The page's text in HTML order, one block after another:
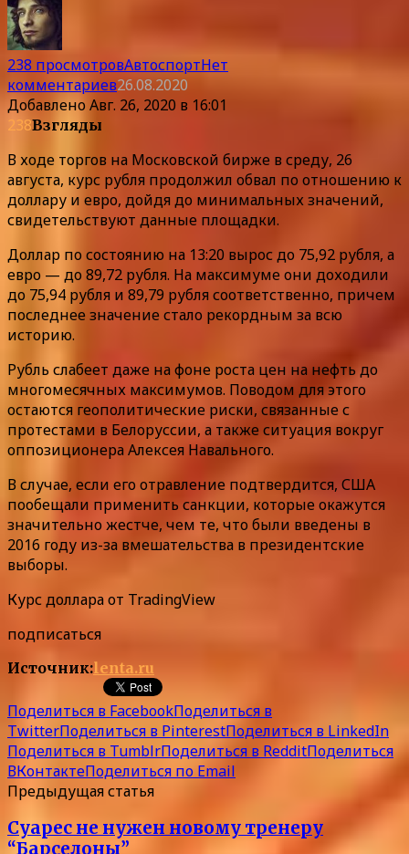
238 просмотровАвтоспортНет
комментариев26.08.2020
ДобавленоАвг. 26, 2020 в 16:01
238Взгляды
В ходе торгов на Московской бирже в среду, 26
августа, курс рубля продолжил обвал по отношению к
доллару и евро, дойдя до минимальных значений,
свидетельствуют данные площадки.
Доллар по состоянию на 13:20 вырос до 75,92 рубля, а
евро — до 89,72 рубля. На максимуме они доходили
до 75,94 рубля и 89,79 рубля соответственно, причем
последнее значение стало рекордным за всю
историю.
Рубль слабеет даже на фоне роста цен на нефть до
многомесячных максимумов. Поводом для этого
остаются геополитические риски, связанные с
протестами в Белоруссии, а также ситуация вокруг
оппозиционера Алексея Навального.
В случае, если его отравление подтвердится, США
пообещали применить санкции, которые окажутся
значительно жестче, чем те, что были введены в
2016 году из-за вмешательства в президентские
выборы.
Курс доллара от TradingView
подписаться
Источник:lenta.ru
Поделиться в FacebookПоделиться в
TwitterПоделиться в PinterestПоделиться в LinkedIn
Поделиться в TumblrПоделиться в RedditПоделиться
ВКонтактеПоделиться по Email
Предыдущая статья
Суарес не нужен новому тренеру
“Барселоны”